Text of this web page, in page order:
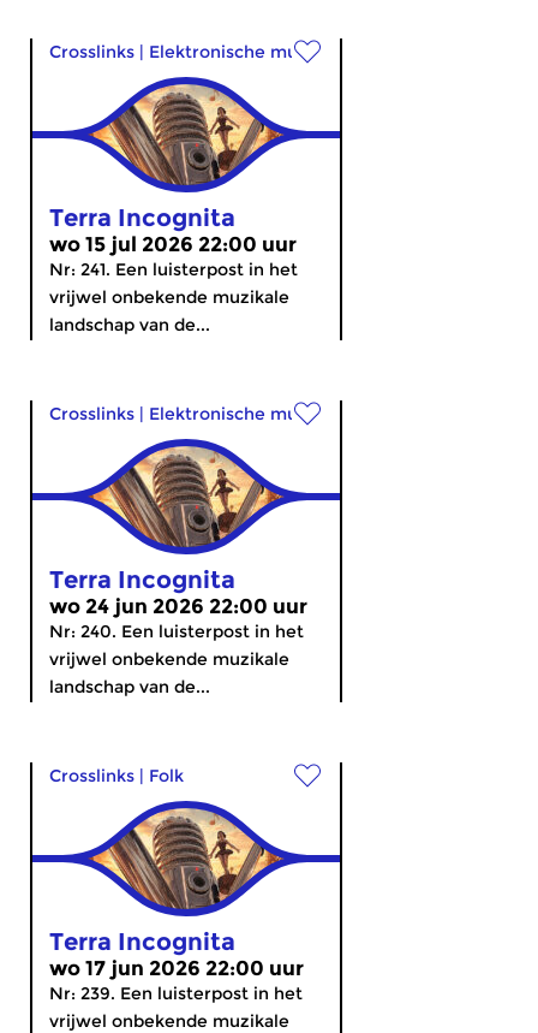
Crosslinks | Elektronische muziek
Terra Incognita
wo 15 jul 2026 22:00 uur
Nr: 241. Een luisterpost in het
vrijwel onbekende muzikale
landschap van de...
Crosslinks | Elektronische muziek
Terra Incognita
wo 24 jun 2026 22:00 uur
Nr: 240. Een luisterpost in het
vrijwel onbekende muzikale
landschap van de...
Crosslinks | Folk
Terra Incognita
wo 17 jun 2026 22:00 uur
Nr: 239. Een luisterpost in het
vrijwel onbekende muzikale